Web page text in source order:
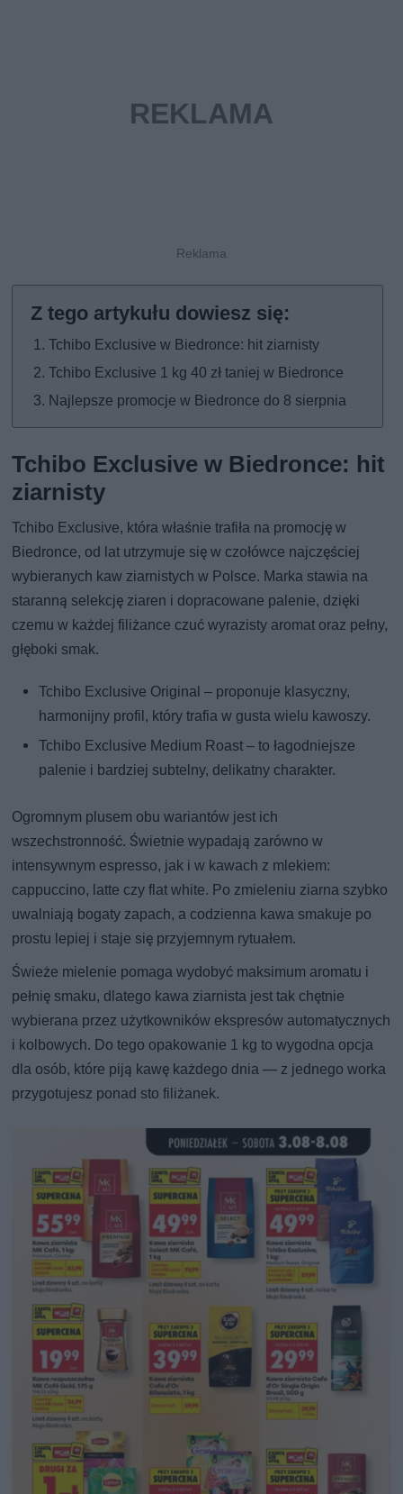
Tchibo Exclusive w Biedronce: hit ziarnisty
Tchibo Exclusive 1 kg 40 zł taniej w Biedronce
Najlepsze promocje w Biedronce do 8 sierpnia
Tchibo Exclusive w Biedronce: hit
ziarnisty
Tchibo Exclusive, która właśnie trafiła na promocję w
Biedronce, od lat utrzymuje się w czołówce najczęściej
wybieranych kaw ziarnistych w Polsce. Marka stawia na
staranną selekcję ziaren i dopracowane palenie, dzięki
czemu w każdej filiżance czuć wyrazisty aromat oraz pełny,
głęboki smak.
Tchibo Exclusive Original – proponuje klasyczny,
harmonijny profil, który trafia w gusta wielu kawoszy.
Tchibo Exclusive Medium Roast – to łagodniejsze
palenie i bardziej subtelny, delikatny charakter.
Ogromnym plusem obu wariantów jest ich
wszechstronność. Świetnie wypadają zarówno w
intensywnym espresso, jak i w kawach z mlekiem:
cappuccino, latte czy flat white. Po zmieleniu ziarna szybko
uwalniają bogaty zapach, a codzienna kawa smakuje po
prostu lepiej i staje się przyjemnym rytuałem.
Świeże mielenie pomaga wydobyć maksimum aromatu i
pełnię smaku, dlatego kawa ziarnista jest tak chętnie
wybierana przez użytkowników ekspresów automatycznych
i kolbowych. Do tego opakowanie 1 kg to wygodna opcja
dla osób, które piją kawę każdego dnia — z jednego worka
przygotujesz ponad sto filiżanek.